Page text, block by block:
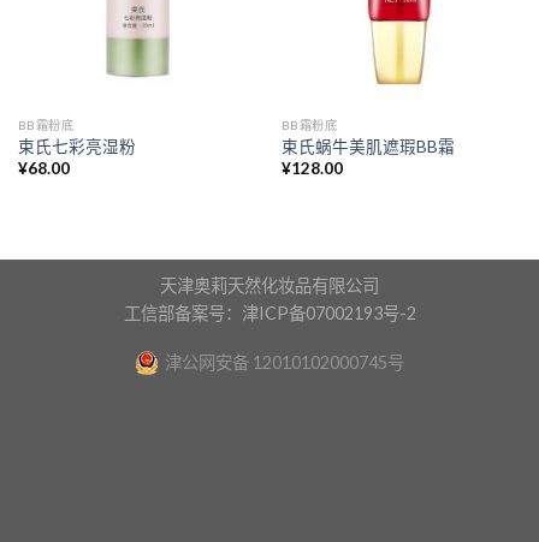
BB霜粉底
束氏七彩亮湿粉
¥68.00
BB霜粉底
束氏蜗牛美肌遮瑕BB霜
¥128.00
天津奥莉天然化妆品有限公司
工信部备案号：津ICP备07002193号-2
津公网安备 12010102000745号